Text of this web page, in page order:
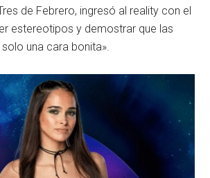
de Febrero, ingresó al reality con el
estereotipos y demostrar que las
una cara bonita».